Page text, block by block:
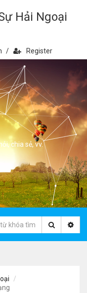
Hải Ngoại
/ Register
chia sẻ, vv.